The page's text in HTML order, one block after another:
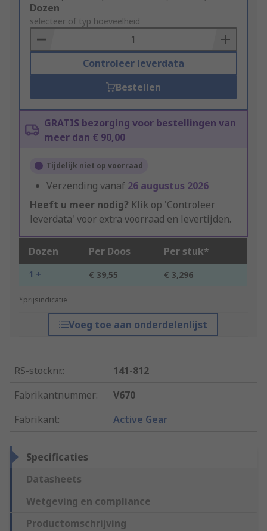
Add
to
Basket
Dozen
selecteer of typ hoeveelheid
Controleer leverdata
Bestellen
GRATIS bezorging voor bestellingen van
meer dan € 90,00
Tijdelijk niet op voorraad
Verzending vanaf 26 augustus 2026
Heeft u meer nodig? Klik op 'Controleer
leverdata' voor extra voorraad en levertijden.
Dozen Per Doos Per stuk*
1 + € 39,55 € 3,296
*prijsindicatie
Voeg toe aan onderdelenlijst
RS-stocknr.:
141-812
Fabrikantnummer:
V670
Fabrikant: Active Gear
Specificaties
Datasheets
Wetgeving en compliance
Productomschrijving